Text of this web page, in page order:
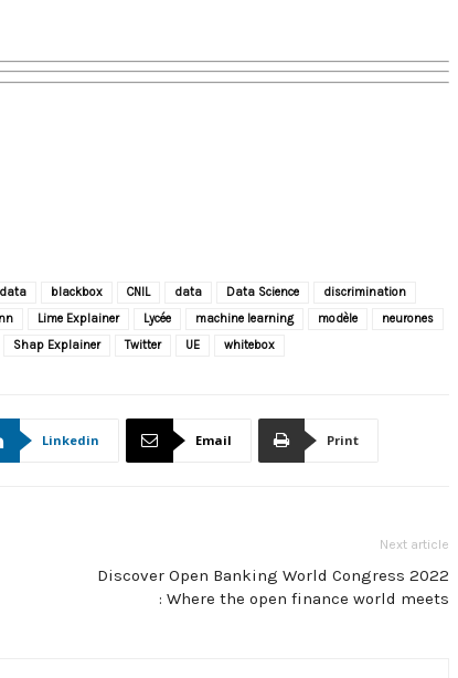
blackbox CNIL data Data Science
discrimination
Lime Explainer Lycée machine learning modèle
neurones
Shap Explainer Twitter UE whitebox
Linkedin Email Print
Next article
Discover Open Banking World Congress 2022
: Where the open finance world meets